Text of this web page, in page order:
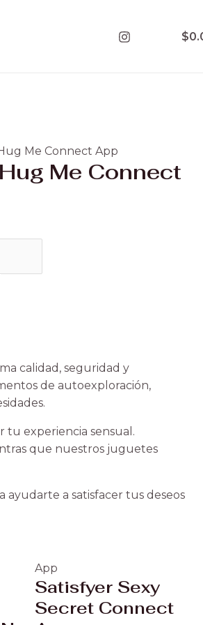
$
Me Connect App
Me Connect
calidad, seguridad y
de autoexploración,
tu experiencia sensual.
que nuestros juguetes
ayudarte a satisfacer tus deseos
App
Satisfyer Sexy
Secret Connect